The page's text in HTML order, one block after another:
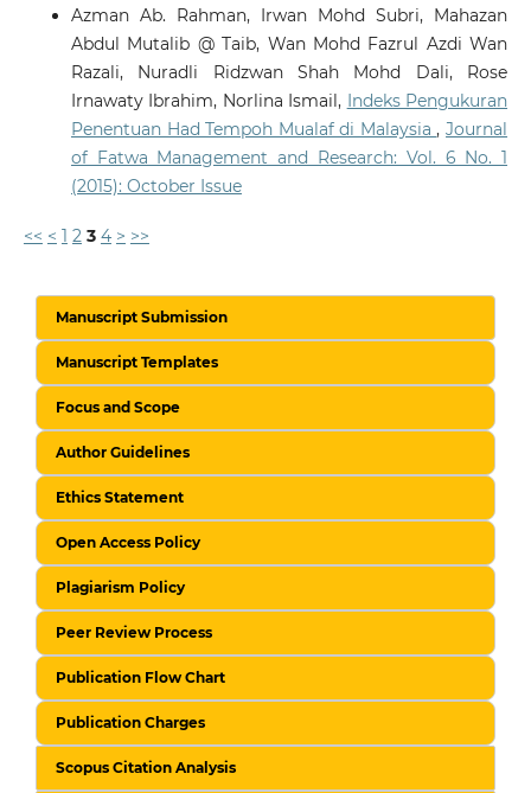
Azman Ab. Rahman, Irwan Mohd Subri, Mahazan
Abdul Mutalib @ Taib, Wan Mohd Fazrul Azdi Wan
Razali, Nuradli Ridzwan Shah Mohd Dali, Rose
Irnawaty Ibrahim, Norlina Ismail, Indeks Pengukuran
Penentuan Had Tempoh Mualaf di Malaysia,Journal
of Fatwa Management and Research: Vol. 6 No. 1
(2015): October Issue
<< < 1 2 3 4 > >>
Manuscript Submission
Manuscript Templates
Focus and Scope
Author Guidelines
Ethics Statement
Open Access Policy
Plagiarism Policy
Peer Review Process
Publication Flow Chart
Publication Charges
Scopus Citation Analysis